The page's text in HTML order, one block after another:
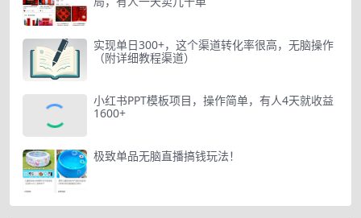
实现单日300+，这个渠道转化率很高，无脑操作
（附详细教程渠道）
小红书PPT模板项目，操作简单，有人4天就收益
1600+
极致单品无脑直播搞钱玩法！